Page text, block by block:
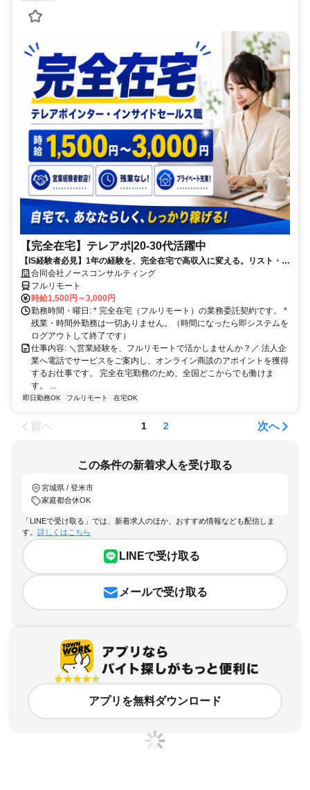
【完全在宅】テレアポ|20-30代活躍中
【IS経験者必見】1年の経験を、完全在宅で高収入に変える。リスト・ス
クリプト完備でブランクがあっても安心スタート！ 「私のスキル、在宅
ならもっと活きる」 コールセンターの出勤やシフトの縛りから解放され
て、自分のペースで効率よくアポ獲得！ 【微経験でも大歓迎】テレア
ポ・ISの基礎が分かっていれば大丈夫。法人向けSaaSやIT商材など、売
りやすい環境が整っています！
合同会社ノースコンサルティング
フルリモート
時給1,500円～3,000円
勤務時間・曜日: * 完全在宅（フルリモート）の業務委託契約です。 *
残業・時間外勤務は一切ありません。（時間になったら即システムを
ログアウトして終了です）
仕事内容: ＼営業経験を、フルリモートで活かしませんか？／ 法人企
業へ電話でサービスをご案内し、オンライン商談のアポイントを獲得
するお仕事です。 完全在宅勤務のため、全国どこからでも働けま
す。 ...
即日勤務OK フルリモート 在宅OK
前へ 1 2 次へ
この条件の新着求人を受け取る
宮城県 / 登米市
家庭都合休OK
「LINEで受け取る」では、新着求人のほか、おすすめ情報なども配信しま
す。 詳しくはこちら
LINEで受け取る
メールで受け取る
アプリを無料ダウンロード